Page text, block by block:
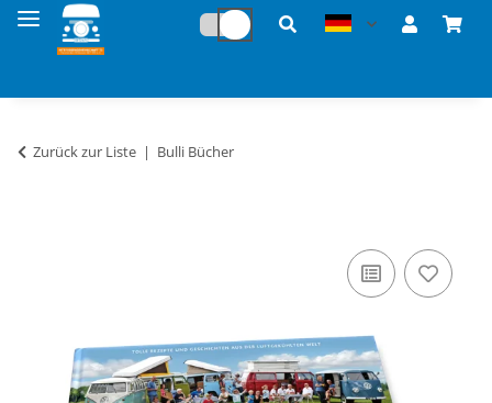
Zurück zur Liste Bulli Bücher